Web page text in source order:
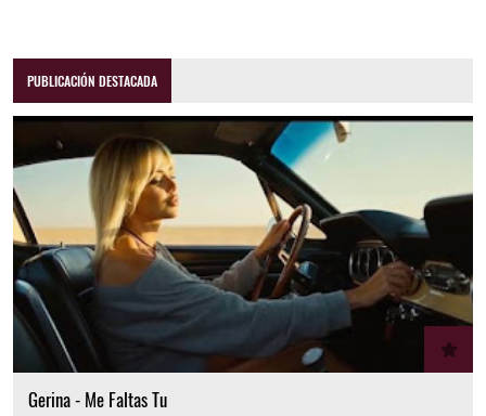
PUBLICACIÓN DESTACADA
Gerina - Me Faltas Tu